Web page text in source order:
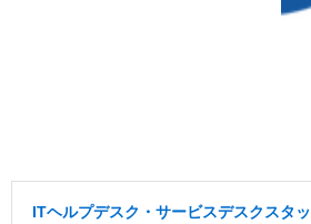
ITヘルプデスク・サービスデスクスタ